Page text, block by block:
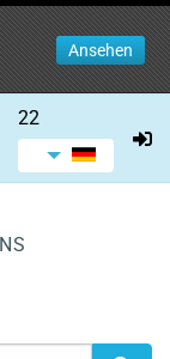
Ansehen
22